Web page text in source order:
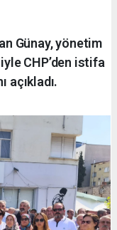
Günay, yönetim
CHP’den istifa
açıkladı.